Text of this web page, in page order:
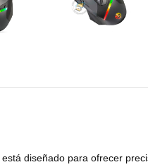
está diseñado para ofrecer